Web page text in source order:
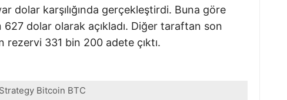
dolar karşılığında gerçekleştirdi. Buna göre
627 dolar olarak açıkladı. Diğer taraftan son
331 bin 200 adete çıktı.
Bitcoin BTC